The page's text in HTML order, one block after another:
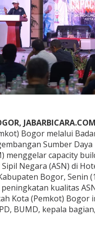
g
U
p
a
y
a
e
B
o
g
o
r
T
i
n
g
k
a
JABARBICARA.COM
Bogor melalui
Sumber
menggelar capacity
Negara (ASN) di
Bogor, Senin
kualitas
Kota (Pemkot) Bogor
BUMD, kepala